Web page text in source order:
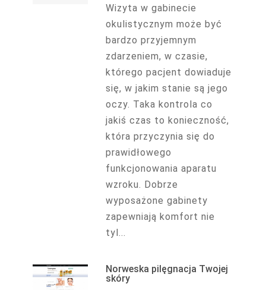
Wizyta w gabinecie
okulistycznym może być
bardzo przyjemnym
zdarzeniem, w czasie,
którego pacjent dowiaduje
się, w jakim stanie są jego
oczy. Taka kontrola co
jakiś czas to konieczność,
która przyczynia się do
prawidłowego
funkcjonowania aparatu
wzroku. Dobrze
wyposażone gabinety
zapewniają komfort nie
tyl...
Norweska pilęgnacja Twojej
skóry